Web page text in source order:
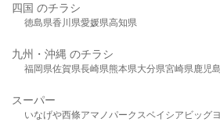
四国 のチラシ
徳島県香川県愛媛県高知県
九州・沖縄 のチラシ
福岡県佐賀県長崎県熊本県大分県宮崎県鹿児
スーパー
いなげや西條アマノパークスベイシア ビッグ